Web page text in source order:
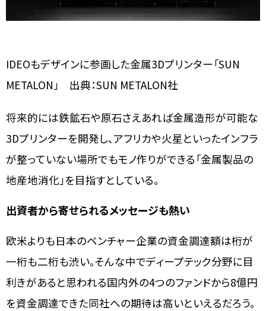
IDEOもデザインに参画した金属3Dプリンター「SUN
METALON」 出典：SUN METALON社
将来的には鉄鉱石や原石さえあれば金属造形が可能な
3Dプリンターを開発し、アフリカや火星といったインフラ
が整っていない場所でもモノ作りができる「金属製品の
地産地消化」を目指すとしている。
出資者から寄せられるメッセージも熱い
欧米よりも日本のベンチャー企業の資金調達額は桁が
一桁も二桁も渋い。そんな中でディープテック分野に目
利きがあると思われる国内外の4つのファンドから8億円
を資金調達できた同社への期待は高いといえるだろう。